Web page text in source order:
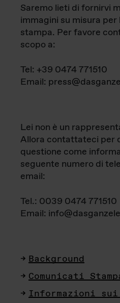
Saremo lieti di fornirvi
immagini su misura
stampa. Per favore
scopo a:
Tel: +39 0474 771510
Email:
Lei non è un
Allora contattateci per
questione come
seguente numero di
email:
Tel.: 0039 0474 771510
Email:
Background
Comunicati
Informazioni